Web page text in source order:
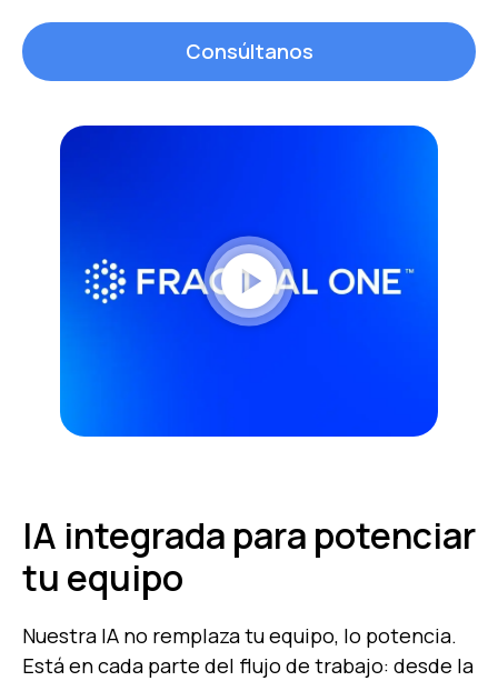
Consúltanos
play_circle
IA integrada para potenciar
tu equipo
Nuestra IA no remplaza tu equipo, lo potencia.
Está en cada parte del flujo de trabajo: desde la